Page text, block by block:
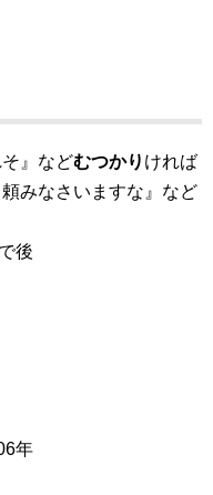
』などむつかり ければ
みなさいますな』など
後
年